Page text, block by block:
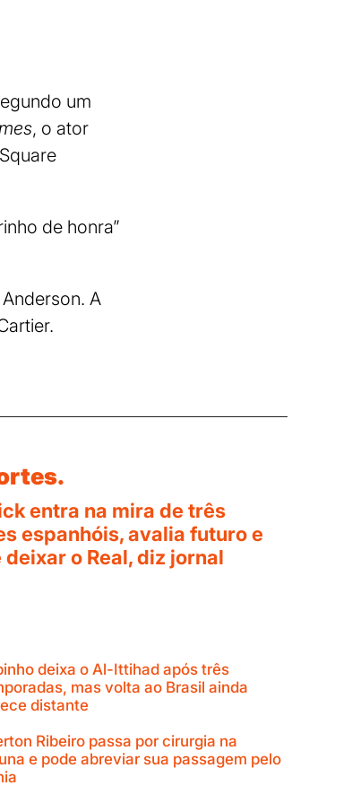
um
, o ator
de honra”
A
entra na mira de três
espanhóis, avalia futuro e
deixar o Real, diz jornal
deixa o Al-Ittihad após três
mas volta ao Brasil ainda
distante
Ribeiro passa por cirurgia na
e pode abreviar sua passagem pelo